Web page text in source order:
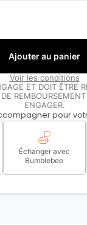
Ajouter au panier
Voir les conditions
ET DOIT ÊTRE
ENGAGER.
pour
Échanger avec
Bumblebee